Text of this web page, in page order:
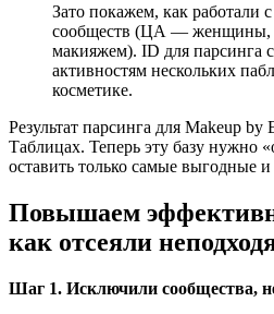
Зато покажем, как работали
сообществ (ЦА — женщины,
макияжем). ID для парсинга
активностям нескольких
косметике.
Результат парсинга для Makeup
Таблицах. Теперь эту базу нужно
оставить только самые выгодные
Повышаем
как отсеяли
Шаг 1. Исключили сообщества,